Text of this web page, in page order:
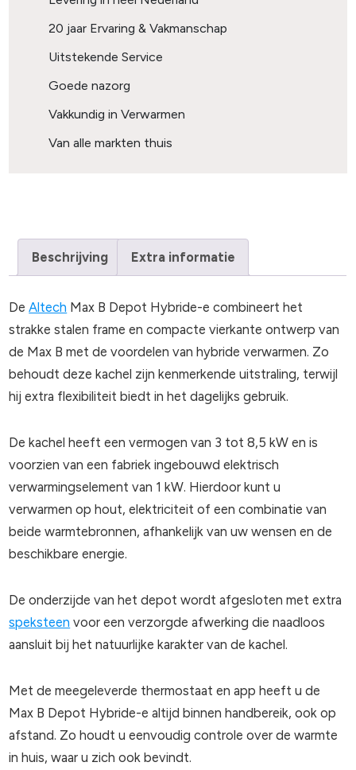
20 jaar Ervaring & Vakmanschap
Uitstekende Service
Goede nazorg
Vakkundig in Verwarmen
Van alle markten thuis
Beschrijving Extra informatie
DeAltech Max B Depot Hybride-e combineert het
strakke stalen frame en compacte vierkante ontwerp van
de Max B met de voordelen van hybride verwarmen. Zo
behoudt deze kachel zijn kenmerkende uitstraling, terwijl
hij extra flexibiliteit biedt in het dagelijks gebruik.
De kachel heeft een vermogen van 3 tot 8,5 kW en is
voorzien van een fabriek ingebouwd elektrisch
verwarmingselement van 1 kW. Hierdoor kunt u
verwarmen op hout, elektriciteit of een combinatie van
beide warmtebronnen, afhankelijk van uw wensen en de
beschikbare energie.
De onderzijde van het depot wordt afgesloten met extra
speksteen voor een verzorgde afwerking die naadloos
aansluit bij het natuurlijke karakter van de kachel.
Met de meegeleverde thermostaat en app heeft u de
Max B Depot Hybride-e altijd binnen handbereik, ook op
afstand. Zo houdt u eenvoudig controle over de warmte
in huis, waar u zich ook bevindt.